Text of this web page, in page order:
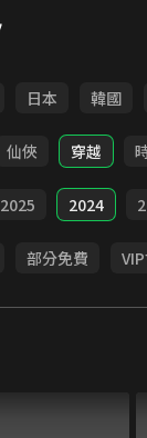
日本 韓國
仙俠 穿越
2025 2024
部分免費